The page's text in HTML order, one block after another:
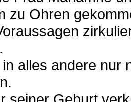
zu Ohren
alles andere nur